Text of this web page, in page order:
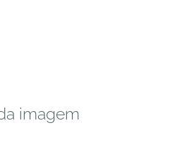
imagem